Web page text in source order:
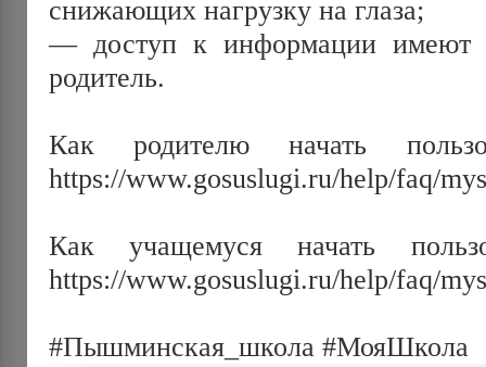
снижающих нагрузку на глаза;
— доступ к информации имеют
родитель.
Как родителю начать
https://www.gosuslugi.ru/help/faq/
Как учащемуся начать
https://www.gosuslugi.ru/help/faq/
#Пышминская_школа #МояШкола